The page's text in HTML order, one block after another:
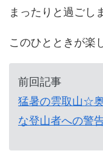
まったりと過ごし
このひとときが楽
前回記事
猛暑の雲取山☆
な登山者への警